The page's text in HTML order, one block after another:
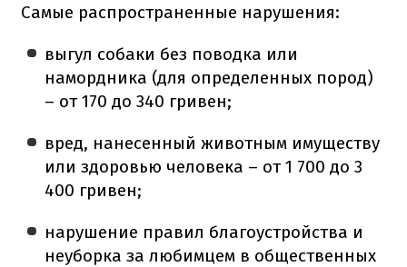
Самые распространенные нарушения:
выгул собаки без поводка или
намордника (для определенных пород)
– от 170 до 340 гривен;
вред, нанесенный животным имуществу
или здоровью человека – от 1 700 до 3
400 гривен;
нарушение правил благоустройства и
неуборка за любимцем в общественных